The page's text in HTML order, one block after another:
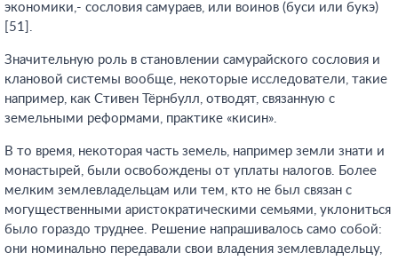
экономики,- сословия самураев, или воинов (буси или букэ)
[51].
Значительную роль в становлении самурайского сословия и
клановой системы вообще, некоторые исследователи, такие
например, как Стивен Тёрнбулл, отводят, связанную с
земельными реформами, практике «кисин».
В то время, некоторая часть земель, например земли знати и
монастырей, были освобождены от уплаты налогов. Более
мелким землевладельцам или тем, кто не был связан с
могущественными аристократическими семьями, уклониться
было гораздо труднее. Решение напрашивалось само собой:
они номинально передавали свои владения землевладельцу,